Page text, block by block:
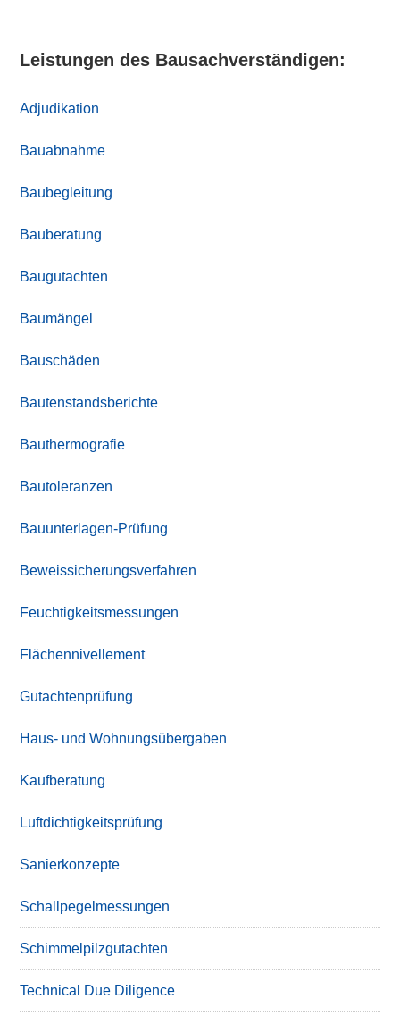
Leistungen des Bausachverständigen:
Adjudikation
Bauabnahme
Baubegleitung
Bauberatung
Baugutachten
Baumängel
Bauschäden
Bautenstandsberichte
Bauthermografie
Bautoleranzen
Bauunterlagen-Prüfung
Beweissicherungsverfahren
Feuchtigkeitsmessungen
Flächennivellement
Gutachtenprüfung
Haus- und Wohnungsübergaben
Kaufberatung
Luftdichtigkeitsprüfung
Sanierkonzepte
Schallpegelmessungen
Schimmelpilzgutachten
Technical Due Diligence